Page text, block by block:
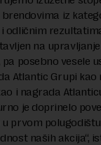
iz
i odličnim
na
posebno vesele
Atlantic Grupi kao
i nagrada
je doprinelo
prvom
naših akcija“,